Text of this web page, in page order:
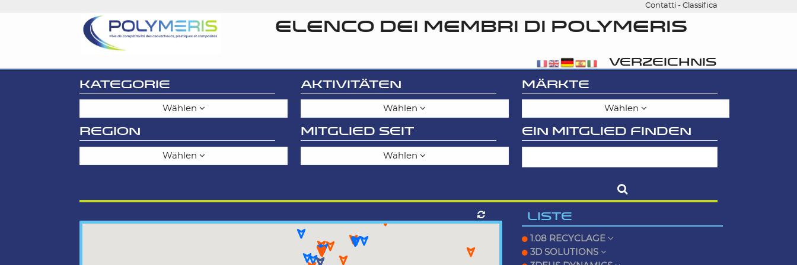
Contatti- Classifica
ELENCO DEI MEMBRI DI POLYMERIS
VERZEICHNIS
KATEGORIE
Wählen
AKTIVITÄTEN
Wählen
MÄRKTE
Wählen
REGION
Wählen
MITGLIED SEIT
Wählen
EIN MITGLIED FINDEN
LISTE
1.08 RECYCLAGE
3D SOLUTIONS